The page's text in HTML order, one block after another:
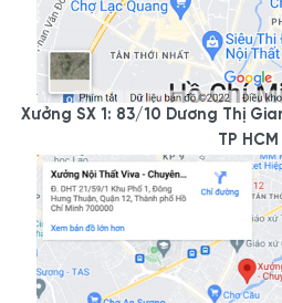
Xưởng SX 1: 83/10 Dương Thị
TP HCM